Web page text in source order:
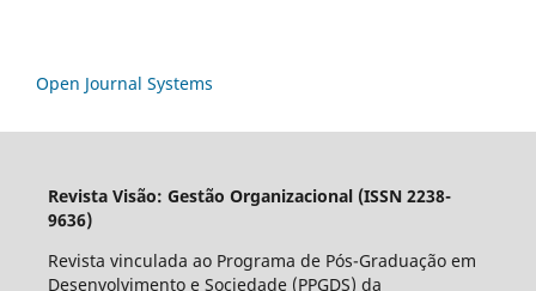
Open Journal Systems
Revista Visão: Gestão Organizacional (ISSN 2238-
9636)
Revista vinculada ao Programa de Pós-Graduação em
Desenvolvimento e Sociedade (PPGDS) da